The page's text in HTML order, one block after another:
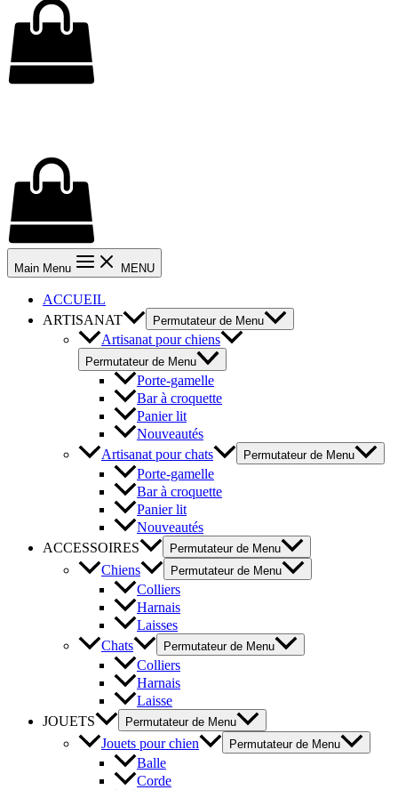
Main Menu MENU
ACCUEIL
ARTISANAT
Permutateur de Menu
Artisanat pour chiens
Permutateur de Menu
Porte-gamelle
Bar à croquette
Panier lit
Nouveautés
Artisanat pour chats
Permutateur de Menu
Porte-gamelle
Bar à croquette
Panier lit
Nouveautés
ACCESSOIRES
Permutateur de Menu
Chiens Permutateur de Menu
Colliers
Harnais
Laisses
Chats
Permutateur de Menu
Colliers
Harnais
Laisse
JOUETS
Permutateur de Menu
Jouets pour chien Permutateur de Menu
Balle
Corde